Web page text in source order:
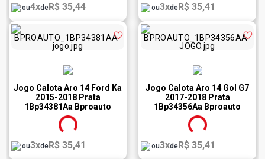
ou4xdeR$ 35,44 ou3xdeR$ 35,41
Jogo Calota Aro 14 Ford Ka
2015-2018 Prata
1Bp34381Aa Bproauto
ou3xdeR$ 35,41
Jogo Calota Aro 14 Gol G7
2017-2018 Prata
1Bp34356Aa Bproauto
ou3xdeR$ 35,41